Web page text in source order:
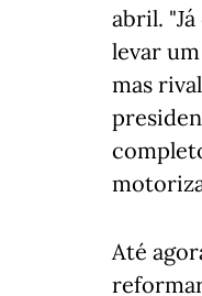
abril.
levar
mas
Até